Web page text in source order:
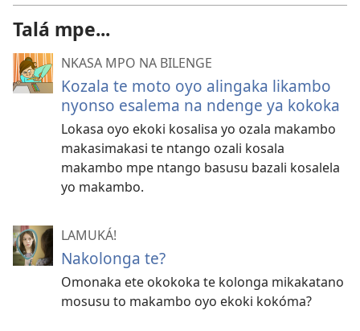
Talá mpe...
NKASA MPO NA BILENGE
Kozala te moto oyo alingaka likambo
nyonso esalema na ndenge ya kokoka
Lokasa oyo ekoki kosalisa yo ozala makambo
makasimakasi te ntango ozali kosala
makambo mpe ntango basusu bazali kosalela
yo makambo.
LAMUKÁ!
Nakolonga te?
Omonaka ete okokoka te kolonga mikakatano
mosusu to makambo oyo ekoki kokóma?